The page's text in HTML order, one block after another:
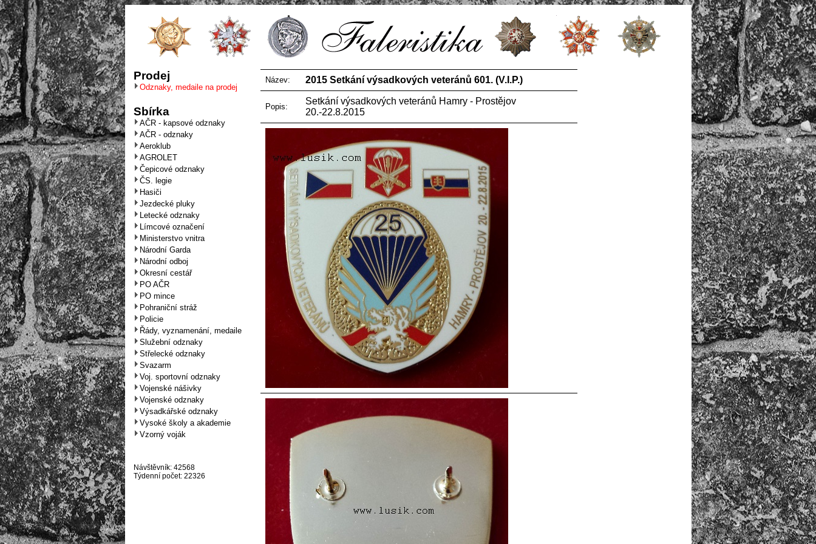
Prodej
Odznaky, medaile na prodej
Sbírka
AČR - kapsové odznaky
AČR - odznaky
Aeroklub
AGROLET
Čepicové odznaky
ČS. legie
Hasiči
Jezdecké pluky
Letecké odznaky
Límcové označení
Ministerstvo vnitra
Národní Garda
Národní odboj
Okresní cestář
PO AČR
PO mince
Pohraniční stráž
Policie
Řády, vyznamenání, medaile
Služební odznaky
Střelecké odznaky
Svazarm
Voj. sportovní odznaky
Vojenské nášivky
Vojenské odznaky
Výsadkářské odznaky
Vysoké školy a akademie
Vzorný voják
Návštěvník: 42568
Týdenní počet: 22326
Název: 2015 Setkání výsadkových veteránů 601. (V.I.P.)
Popis:
Setkání výsadkových veteránů Hamry - Prostějov
20.-22.8.2015